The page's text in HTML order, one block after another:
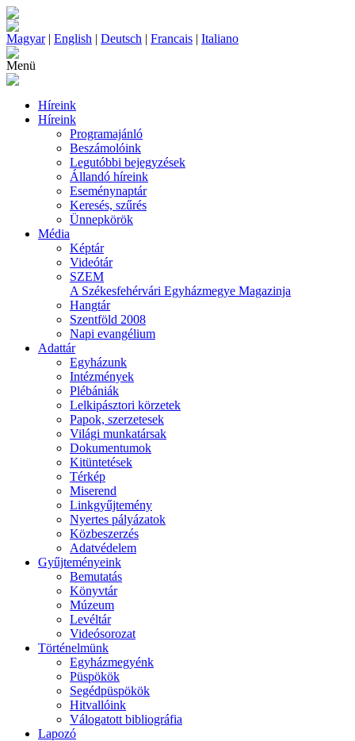
Magyar| English | Deutsch | Francais | Italiano
Menü
Híreink
Híreink
Programajánló
Beszámolóink
Legutóbbi bejegyzések
Állandó híreink
Eseménynaptár
Keresés, szűrés
Ünnepkörök
Média
Képtár
Videótár
SZEM
A Székesfehérvári Egyházmegye Magazinja
Hangtár
Szentföld 2008
Napi evangélium
Adattár
Egyházunk
Intézmények
Plébániák
Lelkipásztori körzetek
Papok, szerzetesek
Világi munkatársak
Dokumentumok
Kitüntetések
Térkép
Miserend
Linkgyűjtemény
Nyertes pályázatok
Közbeszerzés
Adatvédelem
Gyűjteményeink
Bemutatás
Könyvtár
Múzeum
Levéltár
Videósorozat
Történelmünk
Egyházmegyénk
Püspökök
Segédpüspökök
Hitvallóink
Válogatott bibliográfia
Lapozó